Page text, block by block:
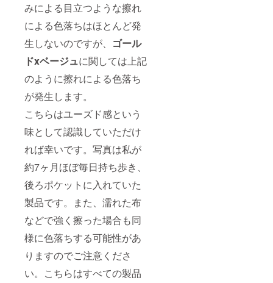
みによる目立つような擦れ
による色落ちはほとんど発
生しないのですが、 ゴール
ドxベージュに関しては上記
のように擦れによる色落ち
が発生します。
こちらはユーズド感という
味として認識していただけ
れば幸いです。写真は私が
約7ヶ月ほぼ毎日持ち歩き、
後ろポケットに入れていた
製品です。また、濡れた布
などで強く擦った場合も同
様に色落ちする可能性があ
りますのでご注意くださ
い。こちらはすべての製品